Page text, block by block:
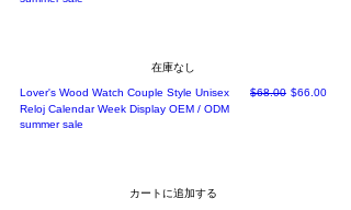
在庫なし
Lover's Wood Watch Couple Style Unisex
Reloj Calendar Week Display OEM / ODM
通常価格
$68.00 セール価格
$66.00
summer sale
カートに追加する